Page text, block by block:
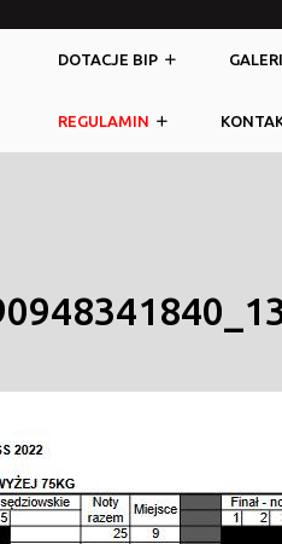
DOTACJE BIP
REGULAMIN